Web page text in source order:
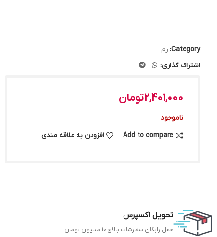
Category: رم
اشتراک گذاری:
2,401,000تومان
ناموجود
Add to compare
افزودن به علاقه مندی
تحویل اکسپرس
حمل رایگان سفارشات بالای 10 میلیون تومان